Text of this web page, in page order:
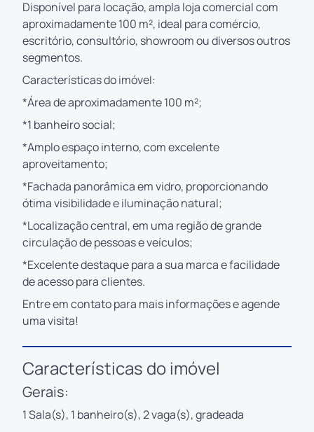
Disponível para locação, ampla loja comercial com
aproximadamente 100 m², ideal para comércio,
escritório, consultório, showroom ou diversos outros
segmentos.
Características do imóvel:
*Área de aproximadamente 100 m²;
*1 banheiro social;
*Amplo espaço interno, com excelente
aproveitamento;
*Fachada panorâmica em vidro, proporcionando
ótima visibilidade e iluminação natural;
*Localização central, em uma região de grande
circulação de pessoas e veículos;
*Excelente destaque para a sua marca e facilidade
de acesso para clientes.
Entre em contato para mais informações e agende
uma visita!
Características do imóvel
Gerais:
1 Sala(s), 1 banheiro(s), 2 vaga(s), gradeada